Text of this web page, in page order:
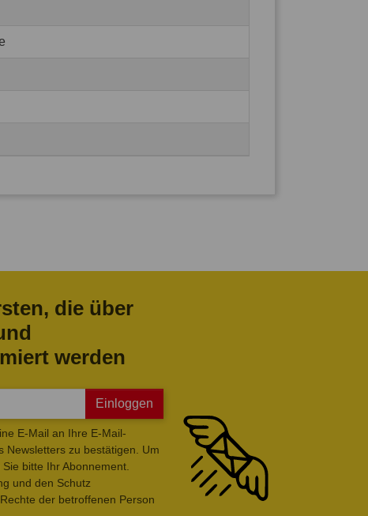
die über
werden
Einloggen
E-Mail an Ihre E-Mail-
Newsletters zu bestätigen. Um
bitte Ihr Abonnement.
und den Schutz
der betroffenen Person